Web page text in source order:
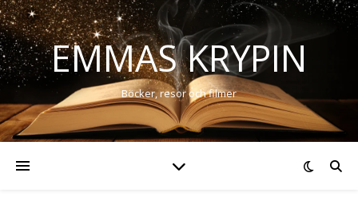
EMMAS KRYPIN
Böcker, resor och filmer